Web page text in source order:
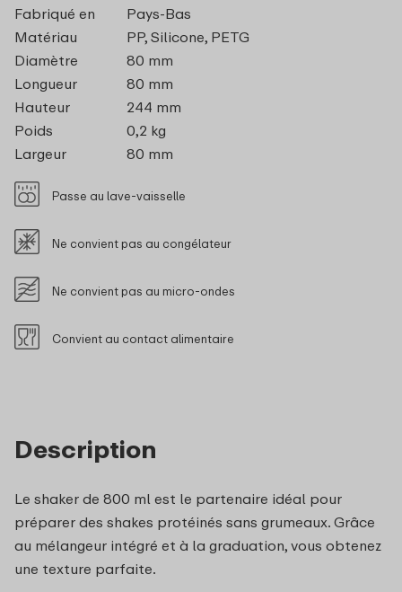
Description
Le shaker de 800 ml est le partenaire idéal pour
préparer des shakes protéinés sans grumeaux. Grâce
au mélangeur intégré et à la graduation, vous obtenez
une texture parfaite.
Fabriqué en
Pays-Bas
Matériau
PP, Silicone, PETG
Diamètre
80 mm
Longueur
80 mm
Hauteur
244 mm
Poids
0,2 kg
Largeur
80 mm
Passe au lave-vaisselle
Ne convient pas au congélateur
Ne convient pas au micro-ondes
Convient au contact alimentaire